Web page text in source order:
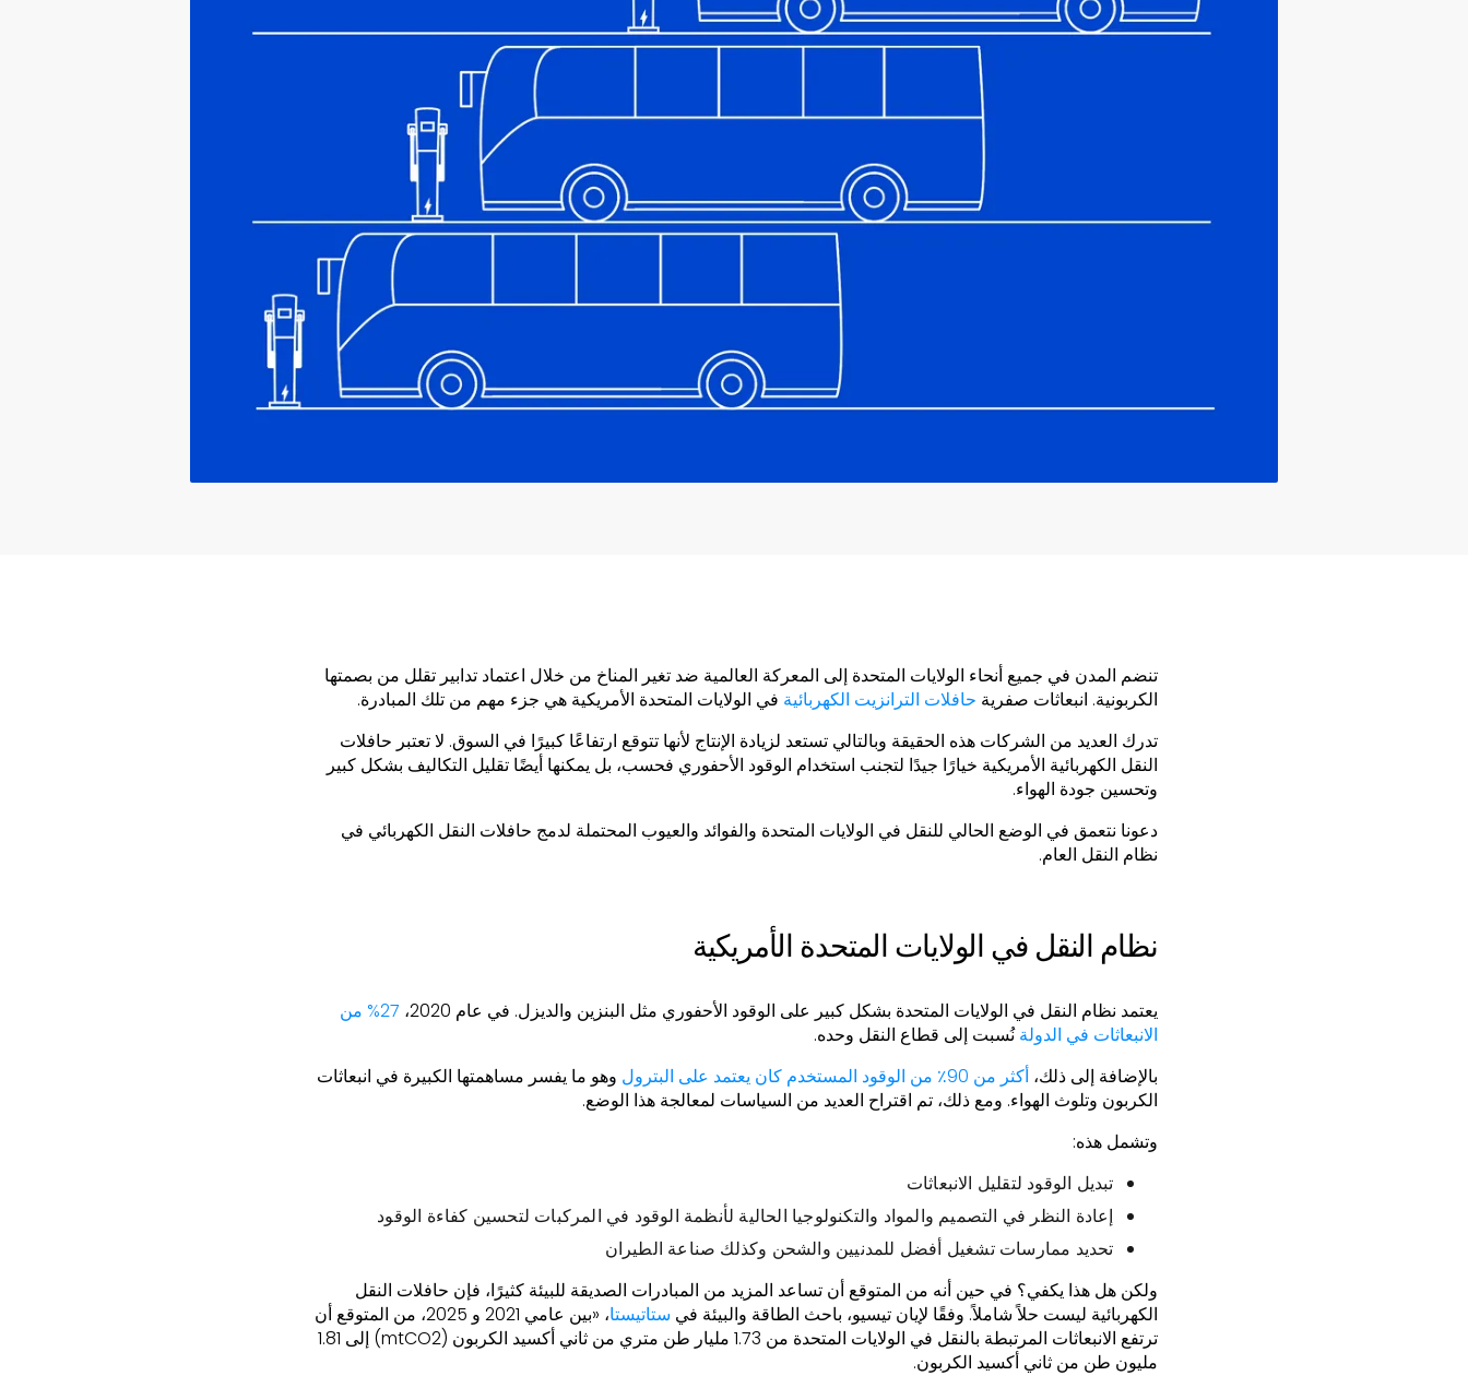
تنضم المدن في جميع أنحاء الولايات المتحدة إلى المعركة العالمية ضد تغير المناخ من خلال اعتماد تدابير تقلل من بصمتها
الكربونية. انبعاثات صفرية حافلات الترانزيت الكهربائية في الولايات المتحدة الأمريكية هي جزء مهم من تلك المبادرة.
تدرك العديد من الشركات هذه الحقيقة وبالتالي تستعد لزيادة الإنتاج لأنها تتوقع ارتفاعًا كبيرًا في السوق. لا تعتبر حافلات
النقل الكهربائية الأمريكية خيارًا جيدًا لتجنب استخدام الوقود الأحفوري فحسب، بل يمكنها أيضًا تقليل التكاليف بشكل كبير
وتحسين جودة الهواء.
دعونا نتعمق في الوضع الحالي للنقل في الولايات المتحدة والفوائد والعيوب المحتملة لدمج حافلات النقل الكهربائي في
نظام النقل العام.
نظام النقل في الولايات المتحدة الأمريكية
يعتمد نظام النقل في الولايات المتحدة بشكل كبير على الوقود الأحفوري مثل البنزين والديزل. في عام 2020،
27% من
الانبعاثات في الدولةنُسبت إلى قطاع النقل وحده.
بالإضافة إلى ذلك،أكثر من 90٪ من الوقود المستخدم كان يعتمد على البترول
وهو ما يفسر مساهمتها الكبيرة في انبعاثات
الكربون وتلوث الهواء. ومع ذلك، تم اقتراح العديد من السياسات لمعالجة هذا الوضع.
وتشمل هذه:
تبديل الوقود لتقليل الانبعاثات
إعادة النظر في التصميم والمواد والتكنولوجيا الحالية لأنظمة الوقود في المركبات لتحسين كفاءة الوقود
تحديد ممارسات تشغيل أفضل للمدنيين والشحن وكذلك صناعة الطيران
ولكن هل هذا يكفي؟ في حين أنه من المتوقع أن تساعد المزيد من المبادرات الصديقة للبيئة كثيرًا، فإن حافلات النقل
الكهربائية ليست حلاً شاملاً. وفقًا لإيان تيسيو، باحث الطاقة والبيئة في ستاتيستا
، «بين عامي 2021 و 2025، من المتوقع أن
ترتفع الانبعاثات المرتبطة بالنقل في الولايات المتحدة من 1.73 مليار طن متري من ثاني أكسيد الكربون (mtCO2) إلى 1.81
مليون طن من ثاني أكسيد الكربون.